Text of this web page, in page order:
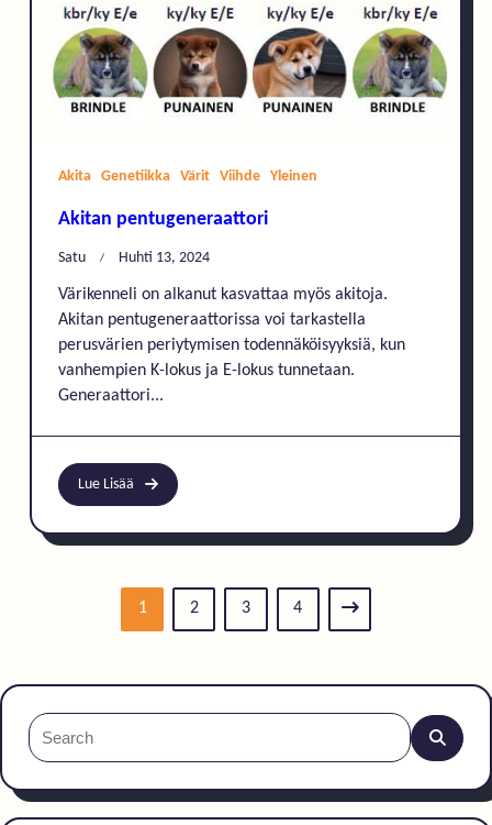
Akita Genetiikka Värit Viihde Yleinen
Akitan pentugeneraattori
Satu Huhti 13, 2024
Värikenneli on alkanut kasvattaa myös akitoja.
Akitan pentugeneraattorissa voi tarkastella
perusvärien periytymisen todennäköisyyksiä, kun
vanhempien K-lokus ja E-lokus tunnetaan.
Generaattori...
Lue Lisää
1 2 3 4
Search
for: